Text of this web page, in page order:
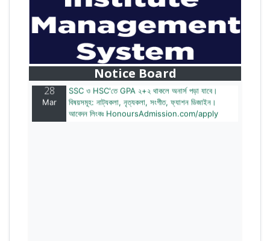
Notice Board
বাজেটের মধ্যে প্রাইভেট ইউনিভার্সিটিতে অনার্স পড়ার সুযোগ।
২০টির অধিক বিষয়, ৪ বছরে মোট খরচ ২ লক্ষ থেকে ৫ লক্ষ টাকা।
আবেদন লিংকঃ HonoursAdmission.com/apply
28
Mar
SSC ও HSC'তে GPA ২+২ থাকলে অনার্স পড়া যাবে।
বিষয়সমূহ: নাট্যকলা, নৃত্যকলা, সংগীত, ফ্যাশন ডিজাইন।
আবেদন লিংকঃ HonoursAdmission.com/apply